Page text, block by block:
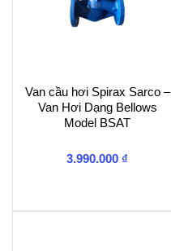
Van cầu hơi Spirax Sarco –
Van Hơi Dạng Bellows
Model BSAT
3.990.000 ₫